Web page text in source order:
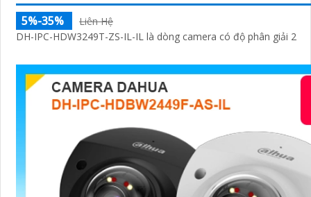
5%-35%
Liên Hệ
DH-IPC-HDW3249T-ZS-IL-IL là dòng camera có độ phân giải 2